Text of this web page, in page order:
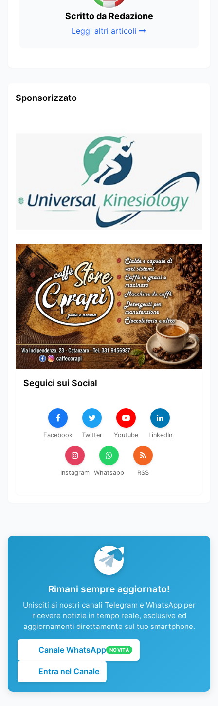
Scritto da Redazione
Leggi altri articoli
Sponsorizzato
Seguici sui Social
Facebook Twitter Youtube LinkedIn
Instagram Whatsapp RSS
Rimani sempre aggiornato!
Unisciti ai nostri canali Telegram e WhatsApp per
ricevere notizie in tempo reale, esclusive ed
aggiornamenti direttamente sul tuo smartphone.
Canale WhatsApp NOVITÀ
Entra nel Canale